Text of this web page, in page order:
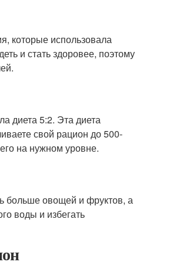
которые использовала
и стать здоровее, поэтому
диета 5:2. Эта диета
свой рацион до 500-
на нужном уровне.
больше овощей и фруктов, а
воды и избегать